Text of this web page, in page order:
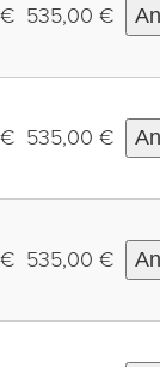
535,00 €
535,00 €
535,00 €